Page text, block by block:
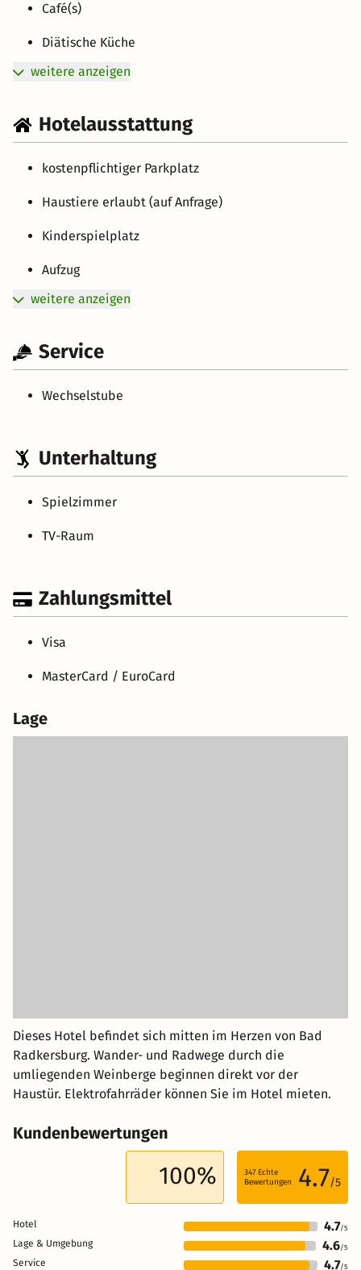
Café(s)
Diätische Küche
weitere anzeigen
Hotelausstattung
kostenpflichtiger Parkplatz
Haustiere erlaubt (auf Anfrage)
Kinderspielplatz
Aufzug
weitere anzeigen
Service
Wechselstube
Unterhaltung
Spielzimmer
TV-Raum
Zahlungsmittel
Visa
MasterCard / EuroCard
Lage
Dieses Hotel befindet sich mitten im Herzen von Bad
Radkersburg. Wander- und Radwege durch die
umliegenden Weinberge beginnen direkt vor der
Haustür. Elektrofahrräder können Sie im Hotel mieten.
Kundenbewertungen
100% 347 Echte
Bewertungen
4.7/5
Hotel 4.7/5
Lage & Umgebung 4.6/5
Service 4.7/5